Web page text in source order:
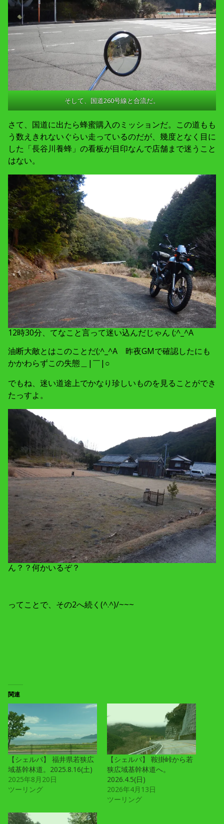
そして、国道260号線と合流だ。
さて、国道に出たら蜂蜜購入のミッションだ。この道もも
う数えきれないぐらい走っているのだが、幾度となく目に
した「長谷川養蜂」の看板が目印なんで店舗まで迷うこと
はない。
12時30分、てなこと言って迷い込んだじゃん (;^_^A
油断大敵とはこのことだ(;^_^A 昨夜GMで確認したにも
かかわらずこの失態＿|￣|○
でもね、迷い道途上でかなり珍しいものを見ることができ
たっすよ。
ん？？何かいるぞ？
ってことで、その2へ続く(^.^)/~~~
関連
【シェルパ】 福井県若狭広
域基幹林道。2025.8.16(土)
2025年8月20日
ツーリング
【シェルパ】 鞍掛峠から若
狭広域基幹林道へ。
2026.4.5(日)
2026年4月13日
ツーリング